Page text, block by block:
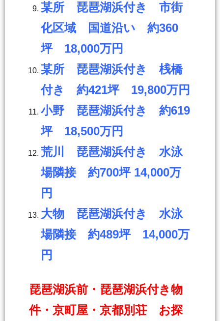
某所 琵琶湖浜付き 市街
化区域 国道沿い 約360
坪 18,000万円
某所 琵琶湖浜付き 桟橋
付き 約421坪 19,800万円
小野 琵琶湖浜付き 約619
坪 18,500万円
荒川 琵琶湖浜付き 水泳
場隣接 約700坪 14,000万
円
大物 琵琶湖浜付き 水泳
場隣接 約489坪 14,000万
円
琵琶湖浜前・琵琶湖浜付き物
件・京町屋・京都別荘 お探